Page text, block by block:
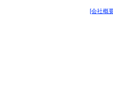
[会社概